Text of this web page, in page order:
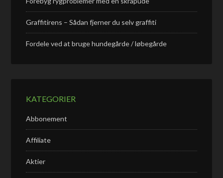
Graffitirens – Sådan fjerner du selv graffiti
Fordele ved at bruge hundegårde / løbegårde
KATEGORIER
Abbonement
Affiliate
Aktier